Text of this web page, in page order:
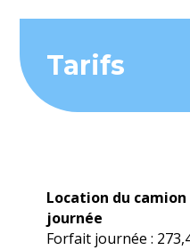
Tarifs
Location du
journée
Forfait journée :